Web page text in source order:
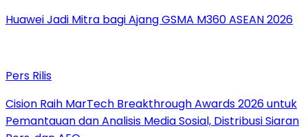
Huawei Jadi Mitra bagi Ajang GSMA M360 ASEAN 2026
Pers Rilis
Cision Raih MarTech Breakthrough Awards 2026 untuk
Pemantauan dan Analisis Media Sosial, Distribusi Siaran